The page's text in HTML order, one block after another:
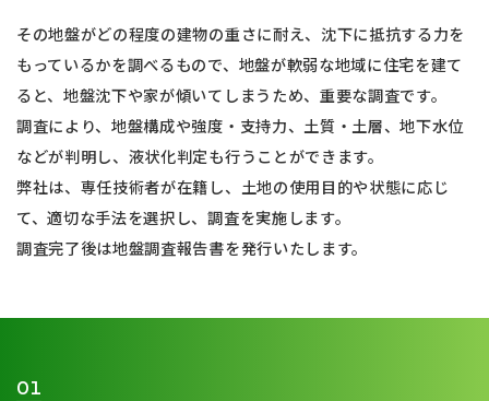
その地盤がどの程度の建物の重さに耐え、沈下に抵抗する力を
もっているかを調べるもので、地盤が軟弱な地域に住宅を建て
ると、地盤沈下や家が傾いてしまうため、重要な調査です。
調査により、地盤構成や強度・支持力、土質・土層、地下水位
などが判明し、液状化判定も行うことができます。
弊社は、専任技術者が在籍し、土地の使用目的や状態に応じ
て、適切な手法を選択し、調査を実施します。
調査完了後は地盤調査報告書を発行いたします。
01